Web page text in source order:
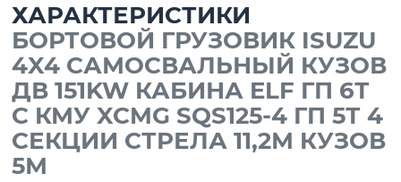
ХАРАКТЕРИСТИКИ
БОРТОВОЙ ГРУЗОВИК ISUZU
4X4 САМОСВАЛЬНЫЙ КУЗОВ
ДВ 151KW КАБИНА ELF ГП 6Т
С КМУ XCMG SQS125-4 ГП 5Т 4
СЕКЦИИ СТРЕЛА 11,2М КУЗОВ
5М